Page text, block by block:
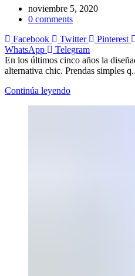
noviembre 5, 2020
0 comments
Facebook
Twitter Pinterest
WhatsApp
Telegram
En los últimos cinco años la
alternativa chic. Prendas simples
Continúa leyendo